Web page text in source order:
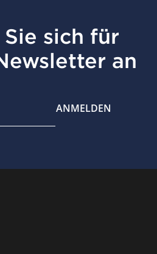
sich für
an
ANMELDEN